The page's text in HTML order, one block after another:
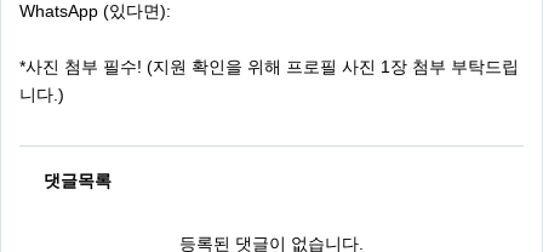
WhatsApp (있다면):
*사진 첨부 필수! (지원 확인을 위해 프로필 사진 1장 첨부 부탁드립
니다.)
댓글목록
등록된 댓글이 없습니다.